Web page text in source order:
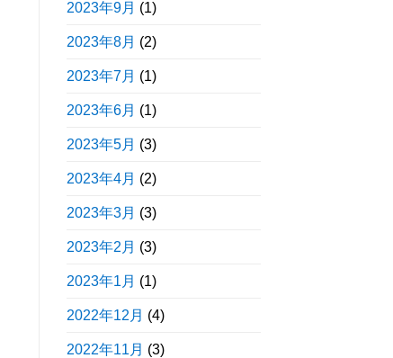
2023年9月 (1)
2023年8月 (2)
2023年7月 (1)
2023年6月 (1)
2023年5月 (3)
2023年4月 (2)
2023年3月 (3)
2023年2月 (3)
2023年1月 (1)
2022年12月 (4)
2022年11月 (3)